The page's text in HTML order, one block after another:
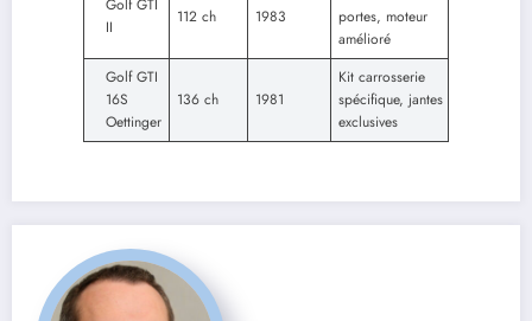
Golf GTI
II
112 ch 1983
portes, moteur
amélioré
Golf GTI
16S
Oettinger
136 ch 1981
Kit carrosserie
spécifique, jantes
exclusives